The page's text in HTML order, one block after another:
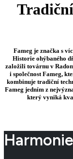
Fameg je značka s
Historie ohýbaného
založili továrnu v
i společnost Fameg,
kombinuje tradiční
Fameg jedním z
který vyniká